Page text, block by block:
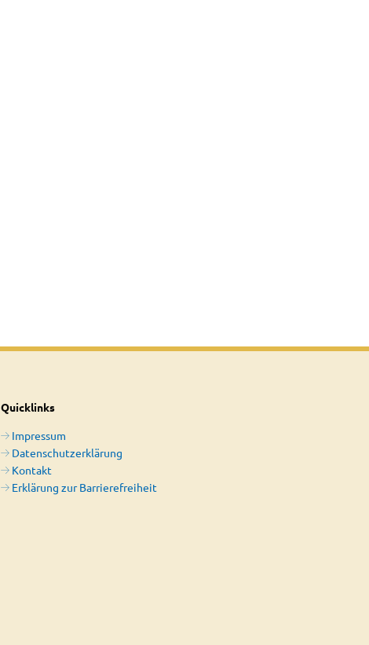
Quicklinks
Impressum
Datenschutzerklärung
Kontakt
Erklärung zur Barrierefreiheit